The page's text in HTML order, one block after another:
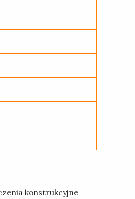
konstrukcyjne